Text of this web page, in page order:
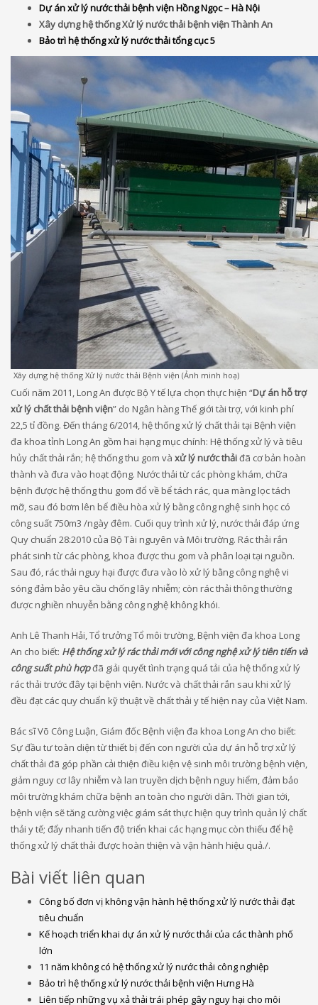
Dự án xử lý nước thải bệnh viện Hồng Ngọc – Hà Nội
Xây dựng hệ thống Xử lý nước thải bệnh viện Thành An
Bảo trì hệ thống xử lý nước thải tổng cục 5
Xây dựng hệ thống Xử lý nước thải Bệnh viện (Ảnh minh hoạ)
Cuối năm 2011, Long An được Bộ Y tế lựa chọn thực hiện “Dự án hỗ trợ
xử lý chất thải bệnh viện” do Ngân hàng Thế giới tài trợ, với kinh phí
22,5 tỉ đồng. Đến tháng 6/2014, hệ thống xử lý chất thải tại Bệnh viện
đa khoa tỉnh Long An gồm hai hạng mục chính: Hệ thống xử lý và tiêu
hủy chất thải rắn; hệ thống thu gom và xử lý nước thảiđã cơ bản hoàn
thành và đưa vào hoạt động. Nước thải từ các phòng khám, chữa
bệnh được hệ thống thu gom đổ về bể tách rác, qua màng lọc tách
mỡ, sau đó bơm lên bể điều hòa xử lý bằng công nghệ sinh học có
công suất 750m3 /ngày đêm. Cuối quy trình xử lý, nước thải đáp ứng
Quy chuẩn 28:2010 của Bộ Tài nguyên và Môi trường. Rác thải rắn
phát sinh từ các phòng, khoa được thu gom và phân loại tại nguồn.
Sau đó, rác thải nguy hại được đưa vào lò xử lý bằng công nghệ vi
sóng đảm bảo yêu cầu chống lây nhiễm; còn rác thải thông thường
được nghiền nhuyễn bằng công nghệ không khói.
Anh Lê Thanh Hải, Tổ trưởng Tổ môi trường, Bệnh viện đa khoa Long
An cho biết: Hệ thống xử lý rác thải mới với công nghệ xử lý tiên tiến và
công suất phù hợpđã giải quyết tình trạng quá tải của hệ thống xử lý
rác thải trước đây tại bệnh viện. Nước và chất thải rắn sau khi xử lý
đều đạt các quy chuẩn kỹ thuật về chất thải y tế hiện nay của Việt Nam.
Bác sĩ Võ Công Luận, Giám đốc Bệnh viện đa khoa Long An cho biết:
Sự đầu tư toàn diện từ thiết bị đến con người của dự án hỗ trợ xử lý
chất thải đã góp phần cải thiện điều kiện vệ sinh môi trường bệnh viện,
giảm nguy cơ lây nhiễm và lan truyền dịch bệnh nguy hiểm, đảm bảo
môi trường khám chữa bệnh an toàn cho người dân. Thời gian tới,
bệnh viện sẽ tăng cường việc giám sát thực hiện quy trình quản lý chất
thải y tế; đẩy nhanh tiến độ triển khai các hạng mục còn thiếu để hệ
thống xử lý chất thải được hoàn thiện và vận hành hiệu quả./.
Bài viết liên quan
Công bố đơn vị không vận hành hệ thống xử lý nước thải đạt
tiêu chuẩn
Kế hoạch triển khai dự án xử lý nước thải của các thành phố
lớn
11 năm không có hệ thống xử lý nước thải công nghiệp
Bảo trì hệ thống xử lý nước thải bệnh viện Hưng Hà
Liên tiếp những vụ xả thải trái phép gây nguy hại cho môi